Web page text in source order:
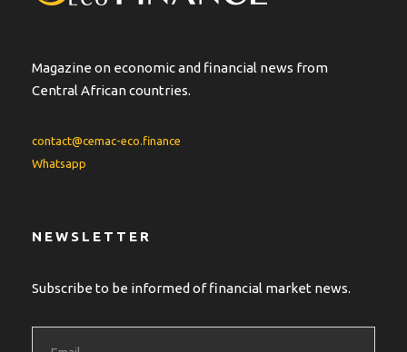
Magazine on economic and financial news from
Central African countries.
contact@cemac-eco.finance
Whatsapp
NEWSLETTER
Subscribe to be informed of financial market news.